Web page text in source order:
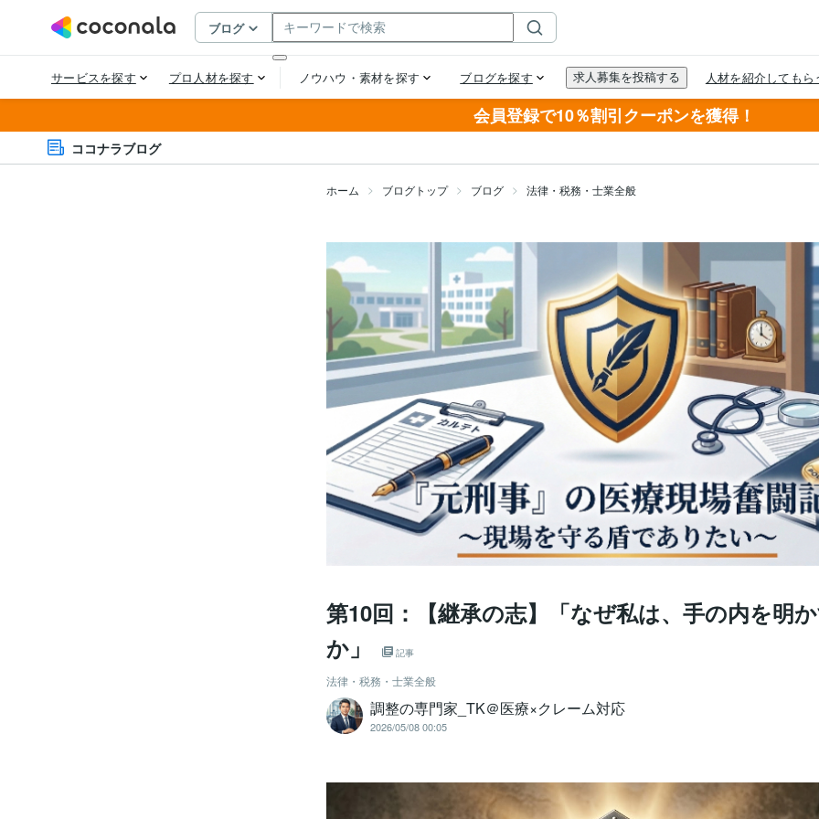
会員登録で10％割引クーポンを獲得！
ココナラブログ
ホーム ブログトップ ブログ 法律・税務・士業全般
第10回：【継承の志】「なぜ私は、手の内を明
か」
記事
法律・税務・士業全般
調整の専門家_TK＠医療×クレーム対応
2026/05/08 00:05